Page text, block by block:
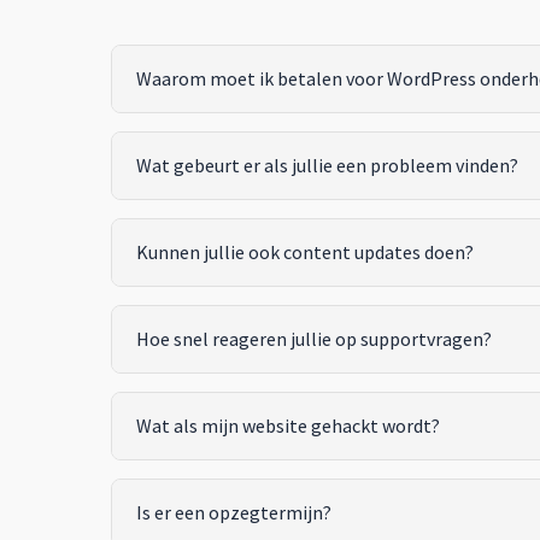
Waarom moet ik betalen voor WordPress
Wat gebeurt er als jullie een probleem vinden?
Kunnen jullie ook content updates doen?
Hoe snel reageren jullie op supportvragen?
Wat als mijn website gehackt wordt?
Is er een opzegtermijn?